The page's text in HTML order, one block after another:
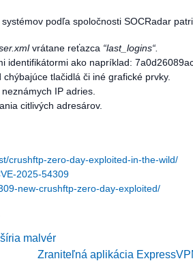
podľa spoločnosti SOCRadar
vrátane reťazca “last_logins“.
identifikátormi ako napríklad:
tlačidlá či iné grafické prvky.
IP adries.
citlivých adresárov.
crushftp-zero-day-exploited-in-the-wild/
2025-54309
new-crushftp-zero-day-exploited/
malvér
Zraniteľná aplikácia